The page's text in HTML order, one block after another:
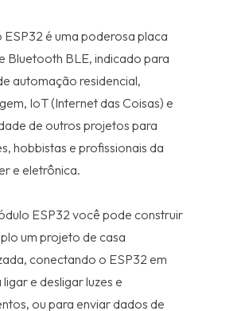
ESP32 é uma poderosa placa
Bluetooth BLE, indicado para
automação residencial,
IoT (Internet das Coisas) e
de outros projetos para
hobbistas e profissionais da
e eletrônica.
ESP32 você pode construir
um projeto de casa
conectando o ESP32 em
e desligar luzes e
ou para enviar dados de